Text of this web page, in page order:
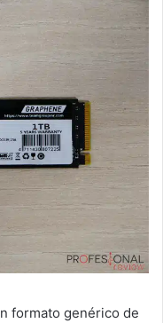
formato genérico de